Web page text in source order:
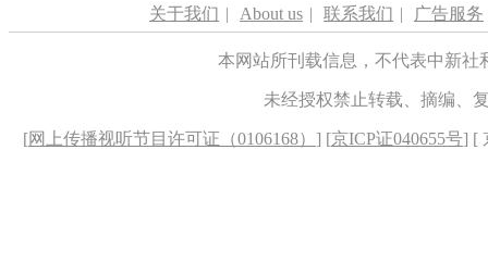
关于我们 | About us | 联系我们 | 广告服务
本网站所刊载信息，不代表中新
未经授权禁止转载、摘编、
[网上传播视听节目许可证（0106168） ] [京ICP证040655号] [